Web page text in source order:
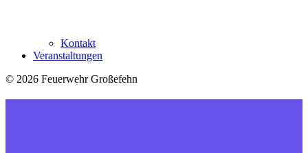
Kontakt
Veranstaltungen
© 2026 Feuerwehr Großefehn